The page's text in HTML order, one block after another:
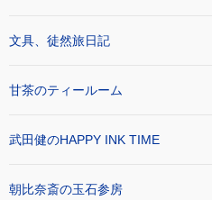
文具、徒然旅日記
甘茶のティールーム
武田健のHAPPY INK TIME
朝比奈斎の玉石参房